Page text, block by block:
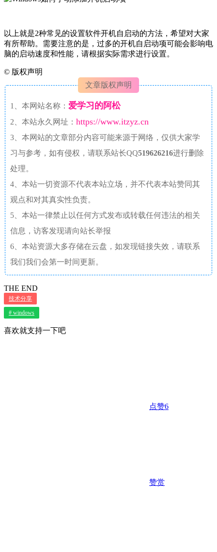
以上就是2种常见的设置软件开机自启动的方法，希望对大家
有所帮助。需要注意的是，过多的开机自启动项可能会影响电
脑的启动速度和性能，请根据实际需求进行设置。
© 版权声明
文章版权声明
1、本网站名称： 爱学习的阿松
2、本站永久网址： https://www.itzyz.cn
3、本网站的文章部分内容可能来源于网络，仅供大家学
习与参考，如有侵权，请联系站长QQ519626216进行删除
处理。
4、本站一切资源不代表本站立场，并不代表本站赞同其
观点和对其真实性负责。
5、本站一律禁止以任何方式发布或转载任何违法的相关
信息，访客发现请向站长举报
6、本站资源大多存储在云盘，如发现链接失效，请联系
我们我们会第一时间更新。
THE END
技术分享
# windows
喜欢就支持一下吧
点赞6
赞赏